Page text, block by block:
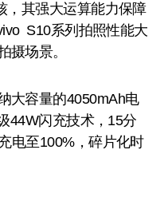
，其强大运算能力保障
S10系列拍照性能大
摄场景。
容量的4050mAh电
44W闪充技术，15分
电至100%，碎片化时